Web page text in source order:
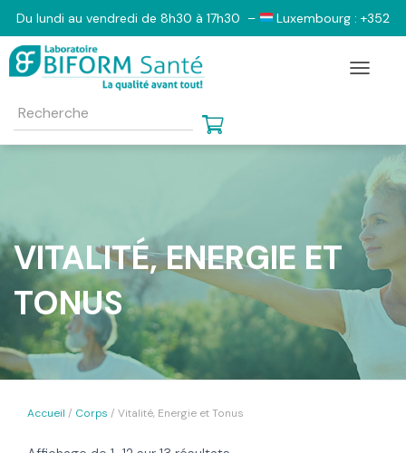
Du lundi au vendredi de 8h30 à 17h30 – Luxembourg : +352
2833 6103 – Belgique : +32 (0)2 555 1130 –
798 805 – 09 73 03 47 64 e-mail contact@biform-sante.com
VITALITÉ, ENERGIE ET
TONUS
Accueil / Corps / Vitalité, Energie et Tonus